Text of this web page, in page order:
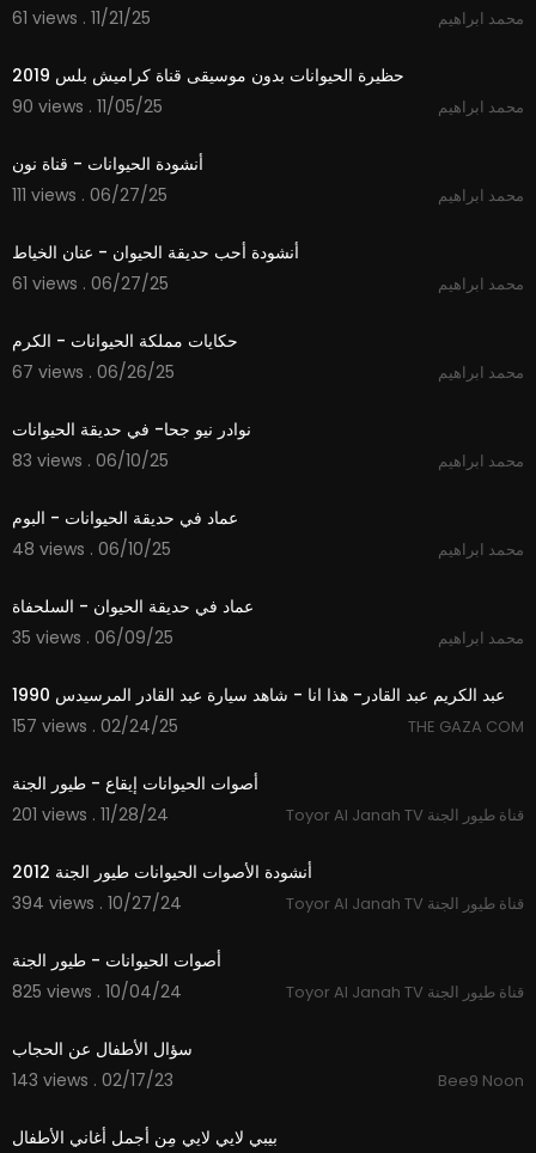
61 views . 11/21/25
محمد ابراهيم
حظيرة الحيوانات بدون موسيقى قناة كراميش بلس 2019
90 views . 11/05/25
محمد ابراهيم
أنشودة الحيوانات - قناة نون
111 views . 06/27/25
محمد ابراهيم
أنشودة أحب حديقة الحيوان - عنان الخياط
61 views . 06/27/25
محمد ابراهيم
حكايات مملكة الحيوانات - الكرم
67 views . 06/26/25
محمد ابراهيم
نوادر نيو جحا- في حديقة الحيوانات
83 views . 06/10/25
محمد ابراهيم
عماد في حديقة الحيوانات - البوم
48 views . 06/10/25
محمد ابراهيم
عماد في حديقة الحيوان - السلحفاة
35 views . 06/09/25
محمد ابراهيم
عبد الكريم عبد القادر- هذا انا - شاهد سيارة عبد القادر المرسيدس 1990
157 views . 02/24/25
THE GAZA COM
أصوات الحيوانات إيقاع - طيور الجنة
201 views . 11/28/24
Toyor Al Janah TV قناة طيور الجنة
أنشودة الأصوات الحيوانات طيور الجنة 2012
394 views . 10/27/24
Toyor Al Janah TV قناة طيور الجنة
أصوات الحيوانات - طيور الجنة
825 views . 10/04/24
Toyor Al Janah TV قناة طيور الجنة
سؤال الأطفال عن الحجاب
143 views . 02/17/23
Bee9 Noon
بيبي لايي لايي مِن أجمل أغاني الأطفال